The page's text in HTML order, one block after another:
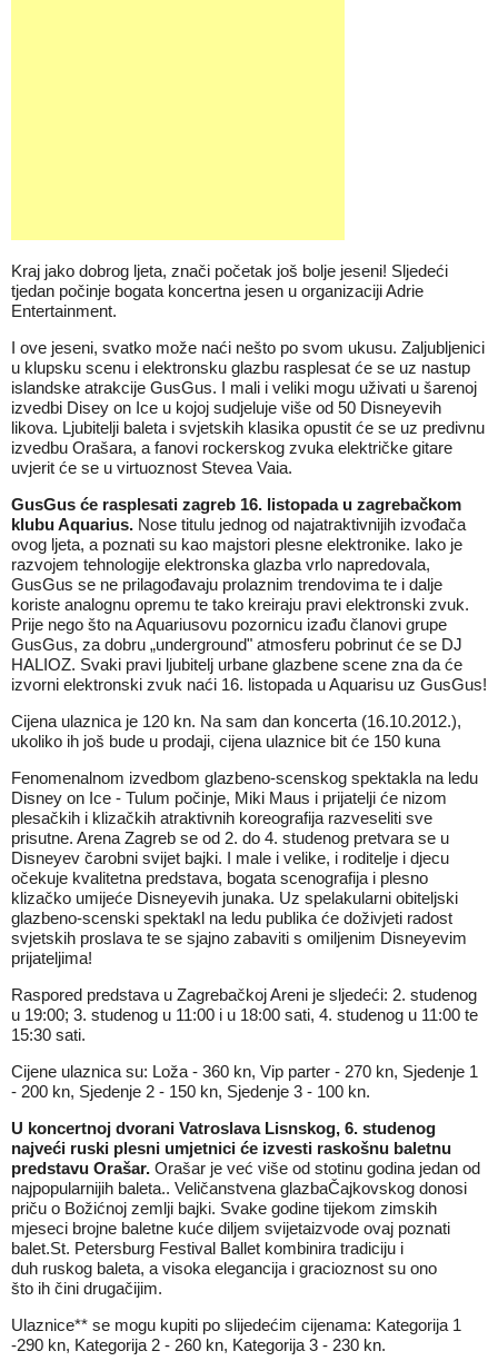
Kraj jako dobrog ljeta, znači početak još bolje jeseni! Sljedeći
tjedan počinje bogata koncertna jesen u organizaciji Adrie
Entertainment.
I ove jeseni, svatko može naći nešto po svom ukusu. Zaljubljenici
u klupsku scenu i elektronsku glazbu rasplesat će se uz nastup
islandske atrakcije GusGus. I mali i veliki mogu uživati u šarenoj
izvedbi Disey on Ice u kojoj sudjeluje više od 50 Disneyevih
likova. Ljubitelji baleta i svjetskih klasika opustit će se uz predivnu
izvedbu Orašara, a fanovi rockerskog zvuka električke gitare
uvjerit će se u virtuoznost Stevea Vaia.
GusGus će rasplesati zagreb 16. listopada u zagrebačkom
klubu Aquarius. Nose titulu jednog od najatraktivnijih izvođača
ovog ljeta, a poznati su kao majstori plesne elektronike. Iako je
razvojem tehnologije elektronska glazba vrlo napredovala,
GusGus se ne prilagođavaju prolaznim trendovima te i dalje
koriste analognu opremu te tako kreiraju pravi elektronski zvuk.
Prije nego što na Aquariusovu pozornicu izađu članovi grupe
GusGus, za dobru „underground" atmosferu pobrinut će se DJ
HALIOZ. Svaki pravi ljubitelj urbane glazbene scene zna da će
izvorni elektronski zvuk naći 16. listopada u Aquarisu uz GusGus!
Cijena ulaznica je 120 kn. Na sam dan koncerta (16.10.2012.),
ukoliko ih još bude u prodaji, cijena ulaznice bit će 150 kuna
Fenomenalnom izvedbom glazbeno-scenskog spektakla na ledu
Disney on Ice - Tulum počinje, Miki Maus i prijatelji će nizom
plesačkih i klizačkih atraktivnih koreografija razveseliti sve
prisutne. Arena Zagreb se od 2. do 4. studenog pretvara se u
Disneyev čarobni svijet bajki. I male i velike, i roditelje i djecu
očekuje kvalitetna predstava, bogata scenografija i plesno
klizačko umijeće Disneyevih junaka. Uz spelakularni obiteljski
glazbeno-scenski spektakl na ledu publika će doživjeti radost
svjetskih proslava te se sjajno zabaviti s omiljenim Disneyevim
prijateljima!
Raspored predstava u Zagrebačkoj Areni je sljedeći: 2. studenog
u 19:00; 3. studenog u 11:00 i u 18:00 sati, 4. studenog u 11:00 te
15:30 sati.
Cijene ulaznica su: Loža - 360 kn, Vip parter - 270 kn, Sjedenje 1
- 200 kn, Sjedenje 2 - 150 kn, Sjedenje 3 - 100 kn.
U koncertnoj dvorani Vatroslava Lisnskog, 6. studenog
najveći ruski plesni umjetnici će izvesti raskošnu baletnu
predstavu Orašar. Orašar je već više od stotinu godina jedan od
najpopularnijih baleta.. Veličanstvena glazbaČajkovskog donosi
priču o Božićnoj zemlji bajki. Svake godine tijekom zimskih
mjeseci brojne baletne kuće diljem svijetaizvode ovaj poznati
balet.St. Petersburg Festival Ballet kombinira tradiciju i
duh ruskog baleta, a visoka elegancija i gracioznost su ono
što ih čini drugačijim.
Ulaznice** se mogu kupiti po slijedećim cijenama: Kategorija 1
-290 kn, Kategorija 2 - 260 kn, Kategorija 3 - 230 kn.